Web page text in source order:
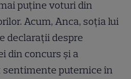
puține voturi din
Acum, Anca, soția lui
declarații despre
din concurs și a
puternice în